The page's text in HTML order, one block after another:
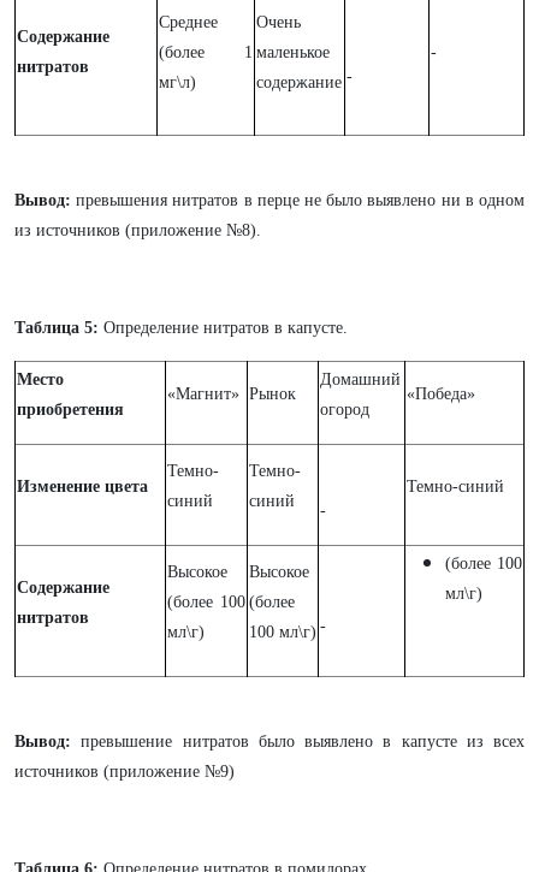
Содержание
нитратов
Среднее
(более 1
мг\л)
Очень
маленькое
содержание -
-
Вывод:превышения нитратов в перце не было выявлено ни в одном
из источников (приложение №8).
Таблица 5: Определение нитратов в капусте.
Место
приобретения
«Магнит» Рынок
Домашний
огород
«Победа»
Изменение цвета
Темно-
синий
Темно-
синий
-
Темно-синий
Содержание
нитратов
Высокое
(более 100
мл\г)
Высокое
(более
100 мл\г) -
(более 100
мл\г)
Вывод:превышение нитратов было выявлено в капусте из всех
источников (приложение №9)